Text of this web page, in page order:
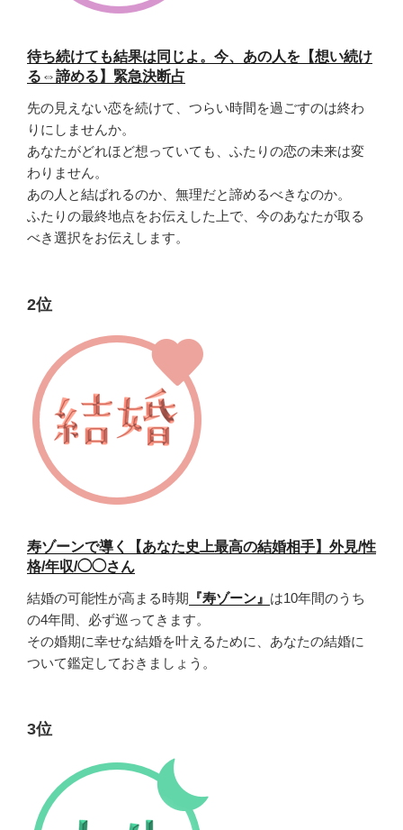
待ち続けても結果は同じよ。今、あの人を【想い続け
る⇔諦める】緊急決断占
先の見えない恋を続けて、つらい時間を過ごすのは終わ
りにしませんか。
あなたがどれほど想っていても、ふたりの恋の未来は変
わりません。
あの人と結ばれるのか、無理だと諦めるべきなのか。
ふたりの最終地点をお伝えした上で、今のあなたが取る
べき選択をお伝えします。
2位
寿ゾーンで導く【あなた史上最高の結婚相手】外見/性
格/年収/◯◯さん
結婚の可能性が高まる時期 『寿ゾーン』 は10年間のうち
の4年間、必ず巡ってきます。
その婚期に幸せな結婚を叶えるために、あなたの結婚に
ついて鑑定しておきましょう。
3位